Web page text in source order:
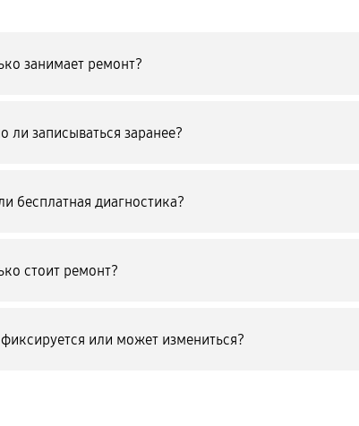
занимает ремонт?
ли записываться заранее?
бесплатная диагностика?
стоит ремонт?
или может измениться?